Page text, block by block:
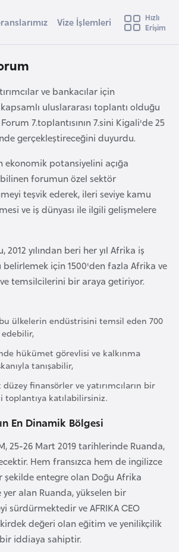
ülkeyi seçin Vize İşlemleri
Hızlı
Erişim
ve bankacılar için
uluslararası toplantı olduğu
7.toplantısının 7.sini Kigali'de 25
gerçekleştireceğini duyurdu.
ekonomik potansiyelini açığa
forumun özel sektör
teşvik ederek, ileri seviye kamu
ve iş dünyası ile ilgili gelişmelere
2012 yılından beri her yıl Afrika iş
belirlemek için 1500'den fazla Afrika ve
temsilcilerini bir araya getiriyor.
ülkelerin endüstrisini temsil eden 700
edebilir,
hükümet görevlisi ve kalkınma
tanışabilir,
finansörler ve yatırımcıların bir
toplantıya katılabilirsiniz.
En Dinamik Bölgesi
25-26 Mart 2019 tarihlerinde Ruanda,
Hem fransızca hem de ingilizce
şekilde entegre olan Doğu Afrika
yer alan Ruanda, yükselen bir
sürdürmektedir ve AFRIKA CEO
değeri olan eğitim ve yenilikçilik
iddiaya sahiptir.